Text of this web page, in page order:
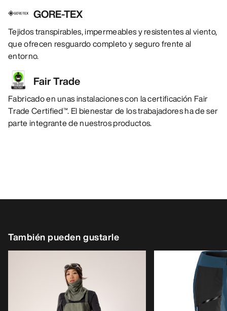
GORE-TEX
Tejidos transpirables, impermeables y resistentes al viento,
que ofrecen resguardo completo y seguro frente al
entorno.
Fair Trade
Fabricado en unas instalaciones con la certificación Fair
Trade Certified™. El bienestar de los trabajadores ha de ser
parte integrante de nuestros productos.
También pueden gustarle